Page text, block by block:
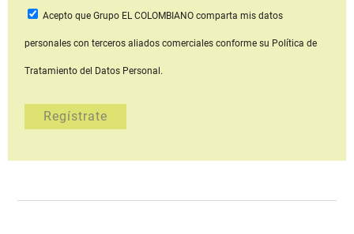
Acepto que Grupo EL COLOMBIANOcomparta mis datos
personales con terceros aliados comerciales conforme su Política de
Tratamiento del Datos Personal.